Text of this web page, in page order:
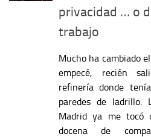
privacidad … o
trabajo
Mucho ha cambiado
empecé, recién
refinería donde
paredes de ladrillo.
Madrid ya me tocó
docena de